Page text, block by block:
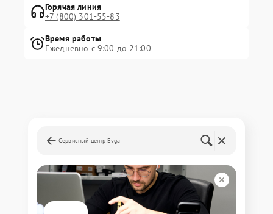
Горячая линия
+7 (800) 301-55-83
Время работы
Ежедневно с 9:00 до 21:00
Сервисный центр Evga